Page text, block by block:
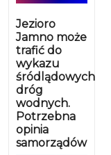
Jezioro
Jamno może
trafić do
wykazu
śródlądowych
dróg
wodnych.
Potrzebna
opinia
samorządów